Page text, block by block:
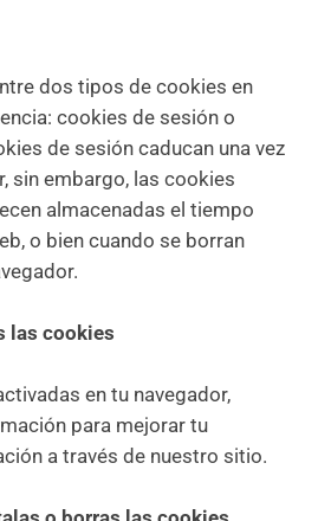
dos tipos de cookies en
cookies de sesión o
de sesión caducan una vez
sin embargo, las cookies
almacenadas el tiempo
o bien cuando se borran
las cookies
en tu navegador,
para mejorar tu
a través de nuestro sitio.